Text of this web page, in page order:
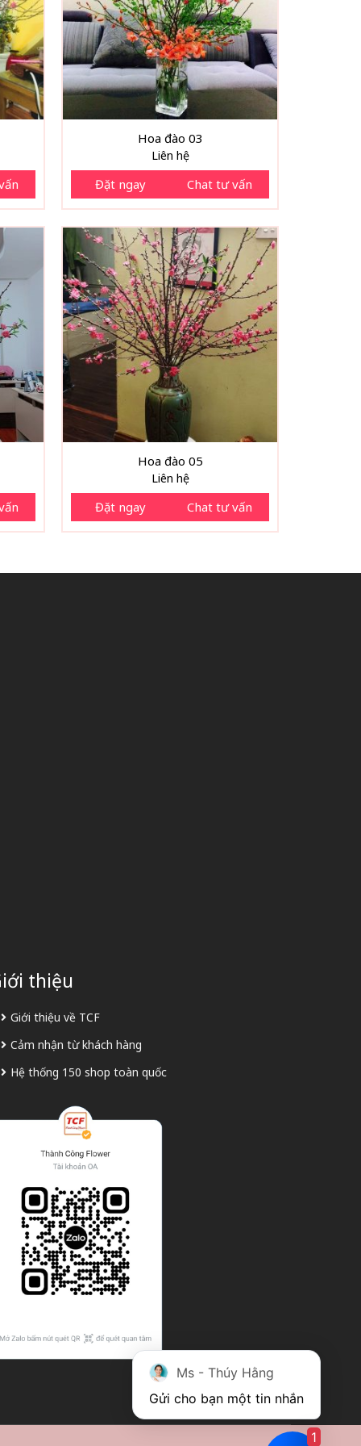
Hoa đào 03
Liên hệ
Đặt ngay Chat tư vấn
Hoa đào 05
Liên hệ
Đặt ngay Chat tư vấn
thiệu
Giới thiệu về TCF
Cảm nhận từ khách hàng
Hệ thống 150 shop toàn quốc
Ms - Thúy Hằng
Gửi cho bạn một tin nhắn
1